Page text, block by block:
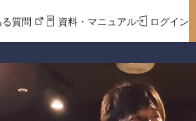
質問 資料・マニュアル ログイン